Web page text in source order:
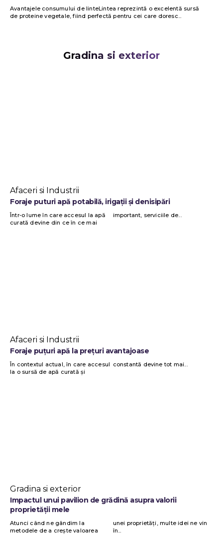
Avantajele consumului de linteLintea reprezintă o excelentă sursă
de proteine vegetale, fiind perfectă pentru cei care doresc...
Gradina si exterior
Afaceri si Industrii
Foraje puturi apă potabilă, irigații și denisipări
Într-o lume în care accesul la apă
curată devine din ce în ce mai
important, serviciile de...
Afaceri si Industrii
Foraje puțuri apă la prețuri avantajoase
În contextul actual, în care accesul
la o sursă de apă curată și
constantă devine tot mai...
Gradina si exterior
Impactul unui pavilion de grădină asupra valorii
proprietății mele
Atunci când ne gândim la
metodele de a crește valoarea
unei proprietăți, multe idei ne vin
în...